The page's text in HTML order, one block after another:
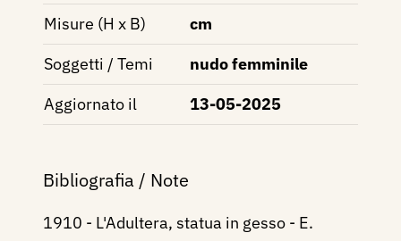
Misure (H x B)
cm
Soggetti / Temi
nudo femminile
Aggiornato il
13-05-2025
Bibliografia / Note
1910 - L'Adultera, statua in gesso - E.